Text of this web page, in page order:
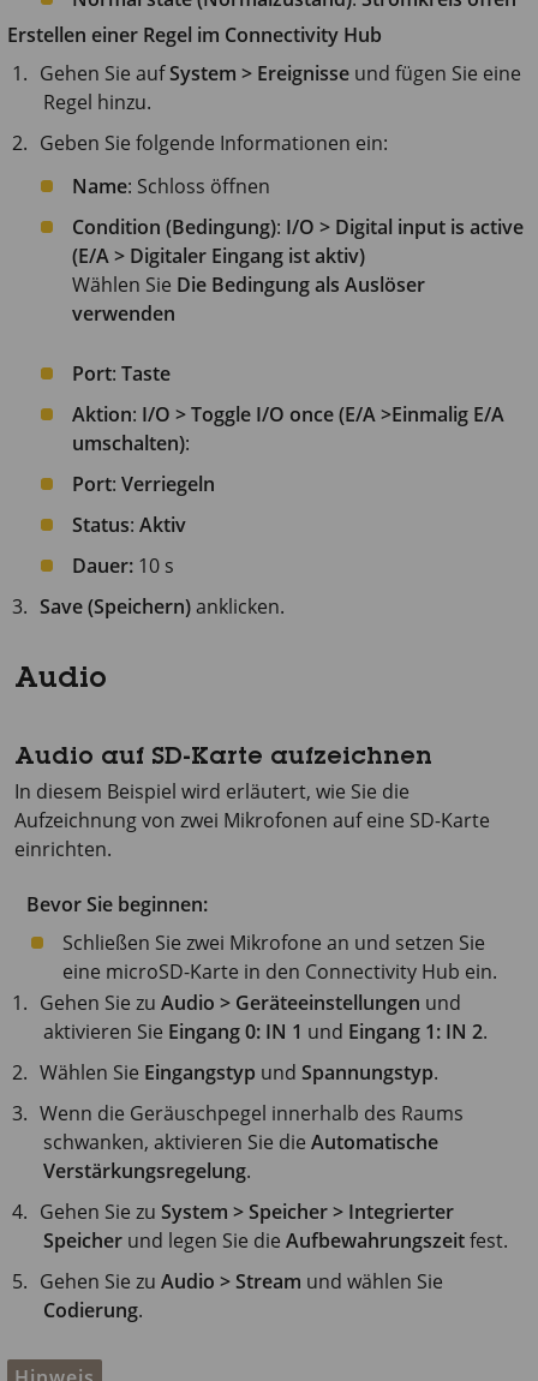
Erstellen einer Regel im Connectivity Hub
Gehen Sie aufSystem > Ereignisse und fügen Sie eine
Regel hinzu.
Geben Sie folgende Informationen ein:
Name: Schloss öffnen
Condition (Bedingung): I/O > Digital input is active
(E/A > Digitaler Eingang ist aktiv)
Wählen Sie Die Bedingung als Auslöser
verwenden
Port: Taste
Aktion: I/O > Toggle I/O once (E/A >Einmalig E/A
umschalten):
Port: Verriegeln
Status: Aktiv
Dauer: 10 s
Save (Speichern)anklicken.
Audio
Audio auf SD-Karte aufzeichnen
In diesem Beispiel wird erläutert, wie Sie die
Aufzeichnung von zwei Mikrofonen auf eine SD-Karte
einrichten.
Bevor Sie beginnen:
Schließen Sie zwei Mikrofone an und setzen Sie
eine microSD-Karte in den Connectivity Hub ein.
Gehen Sie zuAudio > Geräteeinstellungen und
aktivieren Sie Eingang 0: IN 1 und Eingang 1: IN 2.
Wählen Sie Eingangstyp undSpannungstyp.
Wenn die Geräuschpegel innerhalb des Raums
schwanken, aktivieren Sie die Automatische
Verstärkungsregelung.
Gehen Sie zuSystem > Speicher > Integrierter
Speicher und legen Sie die Aufbewahrungszeitfest.
Gehen Sie zuAudio > Stream und wählen Sie
Codierung.